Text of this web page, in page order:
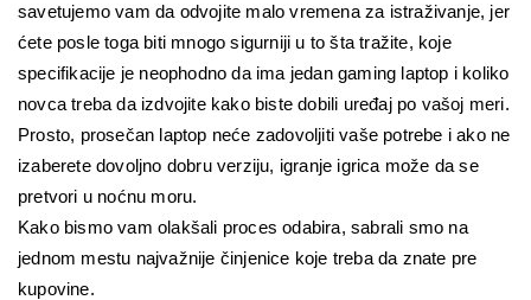
savetujemo vam da odvojite malo vremena za istraživanje, jer
ćete posle toga biti mnogo sigurniji u to šta tražite, koje
specifikacije je neophodno da ima jedan gaming laptop i koliko
novca treba da izdvojite kako biste dobili uređaj po vašoj meri.
Prosto, prosečan laptop neće zadovoljiti vaše potrebe i ako ne
izaberete dovoljno dobru verziju, igranje igrica može da se
pretvori u noćnu moru.
Kako bismo vam olakšali proces odabira, sabrali smo na
jednom mestu najvažnije činjenice koje treba da znate pre
kupovine.